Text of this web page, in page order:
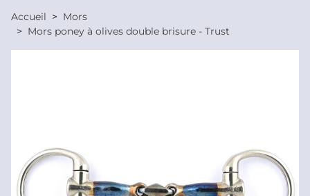
Accueil
Mors
Mors poney à olives double brisure - Trust